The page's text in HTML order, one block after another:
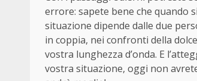
errore: sapete bene che quando
situazione dipende dalle due
in coppia, nei confronti della
vostra lunghezza d’onda. E
vostra situazione, oggi non